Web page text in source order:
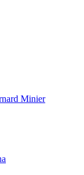
Minier